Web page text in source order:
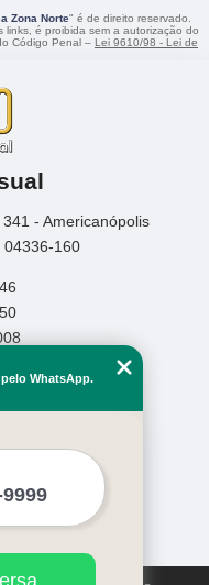
Zona Norte" é de direito reservado.
é proibida sem a autorização do
Código Penal – Lei 9610/98 - Lei de
- Americanópolis
04336-160
WhatsApp.